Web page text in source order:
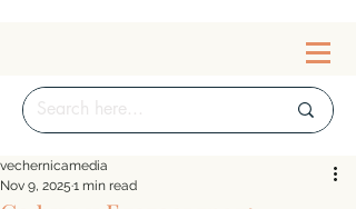
vechernicamedia
Nov 9, 2025 1 min read